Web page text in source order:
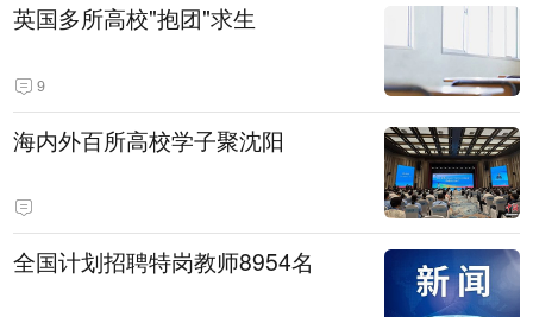
英国多所高校"抱团"求生
9
海内外百所高校学子聚沈阳
全国计划招聘特岗教师8954名